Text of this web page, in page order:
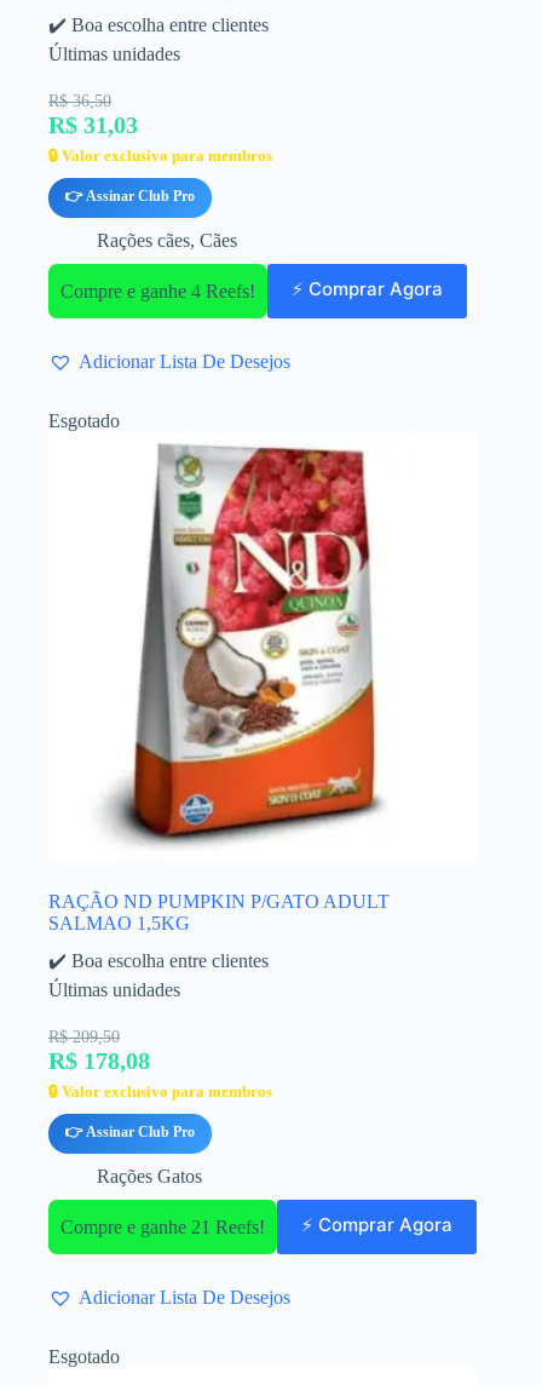
✔️ Boa escolha entre clientes
Últimas unidades
R$ 36,50
R$ 31,03
🔒 Valor exclusivo para membros
👉 Assinar Club Pro
Rações cães, Cães
Compre e ganhe 4 Reefs! ⚡ Comprar Agora
Adicionar Lista De Desejos
Esgotado
RAÇÃO ND PUMPKIN P/GATO ADULT
SALMAO 1,5KG
✔️ Boa escolha entre clientes
Últimas unidades
R$ 209,50
R$ 178,08
🔒 Valor exclusivo para membros
👉 Assinar Club Pro
Rações Gatos
Compre e ganhe 21 Reefs! ⚡ Comprar Agora
Adicionar Lista De Desejos
Esgotado